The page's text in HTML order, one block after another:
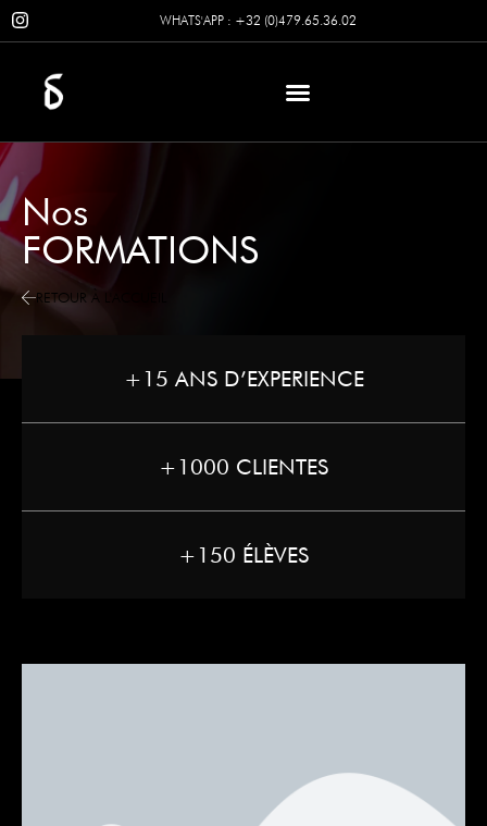
WHATS'APP : +32 (0)479.65.36.02
Nos
FORMATIONS
RETOUR À L'ACCUEIL
+15 ANS D’EXPERIENCE
+1000 CLIENTES
+150 ÉLÈVES